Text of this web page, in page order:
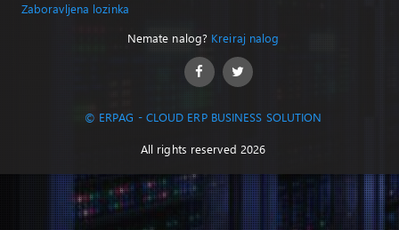
Zaboravljena lozinka
Nemate nalog? Kreiraj nalog
© ERPAG - CLOUD ERP BUSINESS SOLUTION
All rights reserved 2026